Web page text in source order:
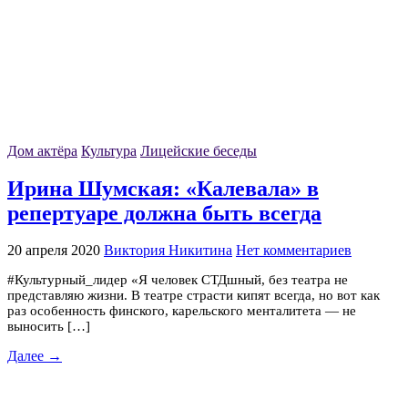
Дом актёра Культура Лицейские беседы
Ирина Шумская: «Калевала» в
репертуаре должна быть всегда
20 апреля 2020 Виктория Никитина Нет комментариев
#Культурный_лидер «Я человек СТДшный, без театра не
представляю жизни. В театре страсти кипят всегда, но вот как
раз особенность финского, карельского менталитета — не
выносить […]
Далее →